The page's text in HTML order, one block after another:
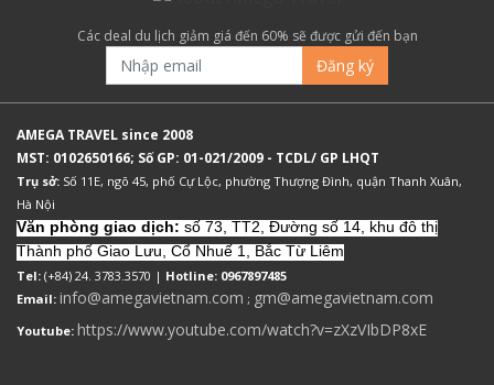
Các deal du lịch giảm giá đến 60% sẽ được gửi đến bạn
Đăng ký
AMEGA TRAVEL since 2008
MST: 0102650166; Số GP: 01-021/2009 - TCDL/ GP LHQT
Trụ sở: Số 11E, ngõ 45, phố Cự Lộc, phường Thượng Đình, quận Thanh Xuân,
Hà Nội
Văn phòng giao dịch: số 73, TT2, Đường số 14, khu đô thị
Thành phố Giao Lưu, Cổ Nhuế 1, Bắc Từ Liêm
Tel: (+84) 24. 3783.3570 | Hotline: 0967897485
Email: info@amegavietnam.com ; gm@amegavietnam.com
Youtube: https://www.youtube.com/watch?v=zXzVIbDP8xE